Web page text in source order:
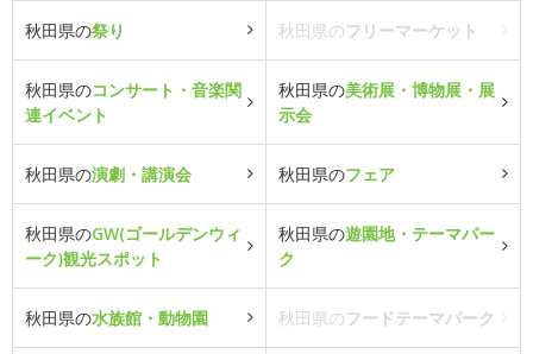
秋田県の祭り 秋田県のフリーマーケット
秋田県のコンサート・音楽関
連イベント
秋田県の美術展・博物展・展
示会
秋田県の演劇・講演会 秋田県のフェア
秋田県のGW(ゴールデンウィ
ーク)観光スポット
秋田県の遊園地・テーマパー
ク
秋田県の水族館・動物園 秋田県のフードテーマパーク